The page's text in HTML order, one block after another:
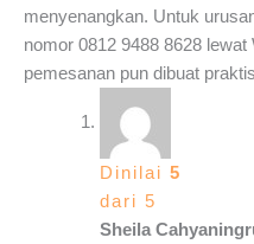
menyenangkan. Untuk
nomor 0812 9488 8628
pemesanan pun dibuat
Dinilai 5
dari 5
Sheila